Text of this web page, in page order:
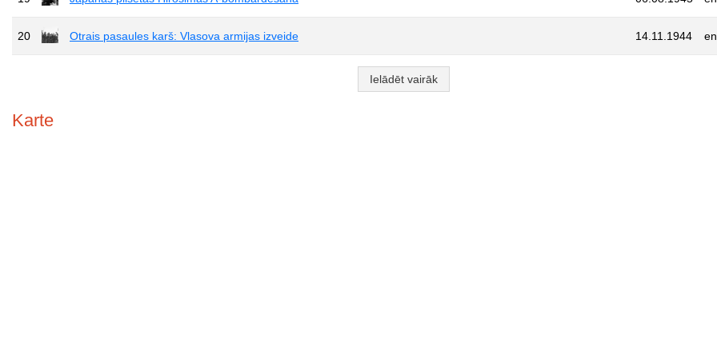
20 Otrais pasaules karš: Vlasova armijas izveide 14.11.1944
Ielādēt vairāk
Karte